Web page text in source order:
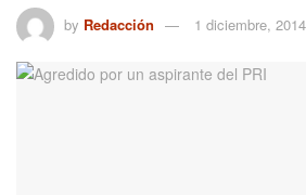
by Redacción 1 diciembre, 2014